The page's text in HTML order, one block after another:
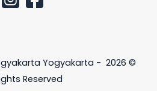
Yogyakarta - 2026 ©
Reserved